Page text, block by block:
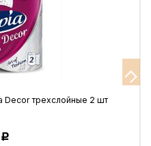
Decor трехслойные 2 шт
Р